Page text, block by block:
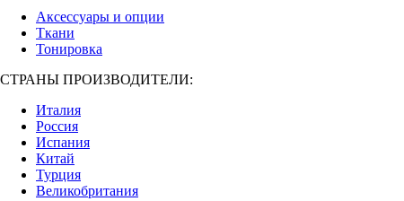
Аксессуары и опции
Ткани
Тонировка
СТРАНЫ ПРОИЗВОДИТЕЛИ:
Италия
Россия
Испания
Китай
Турция
Великобритания